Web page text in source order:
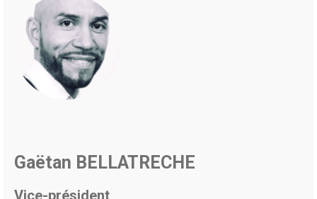
Gaëtan BELLATRECHE
Vice-président